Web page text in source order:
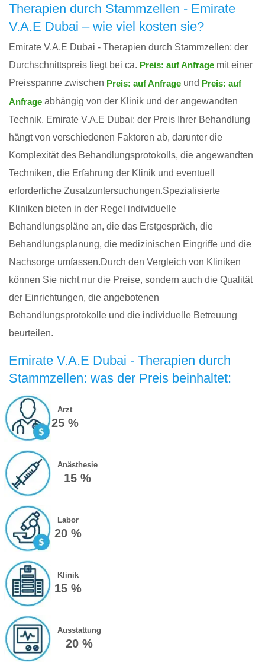
Therapien durch Stammzellen - Emirate
V.A.E Dubai – wie viel kosten sie?
Emirate V.A.E Dubai - Therapien durch Stammzellen: der
Durchschnittspreis liegt bei ca. Preis: auf Anfrage mit einer
Preisspanne zwischen Preis: auf Anfrage und Preis: auf
Anfrage abhängig von der Klinik und der angewandten
Technik. Emirate V.A.E Dubai: der Preis Ihrer Behandlung
hängt von verschiedenen Faktoren ab, darunter die
Komplexität des Behandlungsprotokolls, die angewandten
Techniken, die Erfahrung der Klinik und eventuell
erforderliche Zusatzuntersuchungen.Spezialisierte
Kliniken bieten in der Regel individuelle
Behandlungspläne an, die das Erstgespräch, die
Behandlungsplanung, die medizinischen Eingriffe und die
Nachsorge umfassen.Durch den Vergleich von Kliniken
können Sie nicht nur die Preise, sondern auch die Qualität
der Einrichtungen, die angebotenen
Behandlungsprotokolle und die individuelle Betreuung
beurteilen.
Emirate V.A.E Dubai - Therapien durch
Stammzellen: was der Preis beinhaltet:
Arzt
25 %
Anästhesie
15 %
Labor
20 %
Klinik
15 %
Ausstattung
20 %